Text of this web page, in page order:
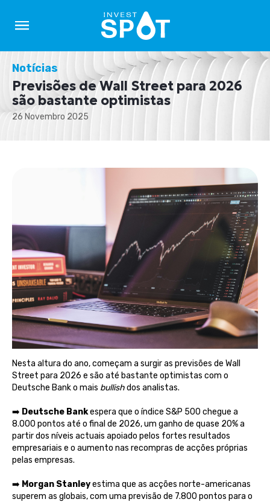
Notícias
Previsões de Wall Street para 2026
são bastante optimistas
26 Novembro 2025
Nesta altura do ano, começam a surgir as previsões de Wall
Street para 2026 e são até bastante optimistas com o
Deutsche Bank o mais bullishdos analistas.
➡️ Deutsche Bankespera que o índice S&P 500 chegue a
8.000 pontos até o final de 2026, um ganho de quase 20% a
partir dos níveis actuais apoiado pelos fortes resultados
empresariais e o aumento nas recompras de acções próprias
pelas empresas.
➡️ Morgan Stanleyestima que as acções norte-americanas
superem as globais, com uma previsão de 7.800 pontos para o